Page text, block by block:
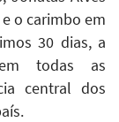
o carimbo em
30 dias, a
todas as
central dos